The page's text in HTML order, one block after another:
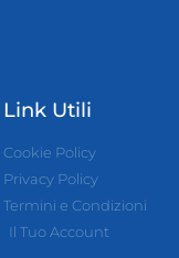
Link Utili
Cookie Policy
Privacy Policy
Termini e Condizioni
Il Tuo Account